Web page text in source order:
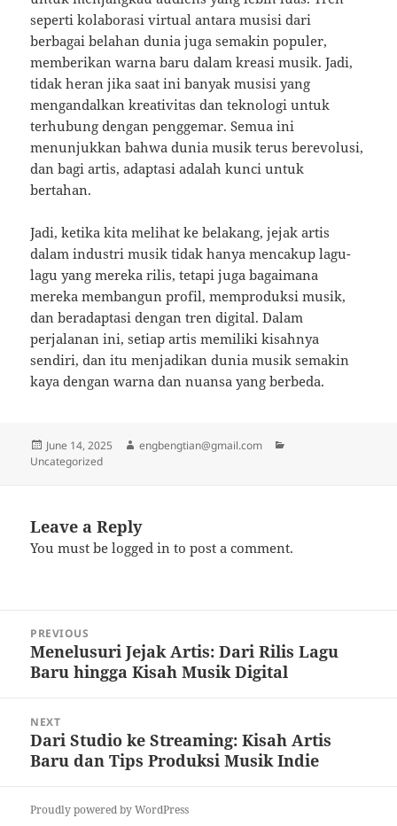
seperti kolaborasi virtual antara musisi dari
berbagai belahan dunia juga semakin populer,
memberikan warna baru dalam kreasi musik. Jadi,
tidak heran jika saat ini banyak musisi yang
mengandalkan kreativitas dan teknologi untuk
terhubung dengan penggemar. Semua ini
menunjukkan bahwa dunia musik terus berevolusi,
dan bagi artis, adaptasi adalah kunci untuk
bertahan.
Jadi, ketika kita melihat ke belakang, jejak artis
dalam industri musik tidak hanya mencakup lagu-
lagu yang mereka rilis, tetapi juga bagaimana
mereka membangun profil, memproduksi musik,
dan beradaptasi dengan tren digital. Dalam
perjalanan ini, setiap artis memiliki kisahnya
sendiri, dan itu menjadikan dunia musik semakin
kaya dengan warna dan nuansa yang berbeda.
Posted
on
June 14, 2025 Author
engbengtian@gmail.com
Uncategorized
Leave a Reply
You must belogged in to post a comment.
navigation
PREVIOUS
Previous
post:
Menelusuri Jejak Artis: Dari Rilis Lagu
Baru hingga Kisah Musik Digital
NEXT
Next
post:
Dari Studio ke Streaming: Kisah Artis
Baru dan Tips Produksi Musik Indie
Proudly powered by WordPress